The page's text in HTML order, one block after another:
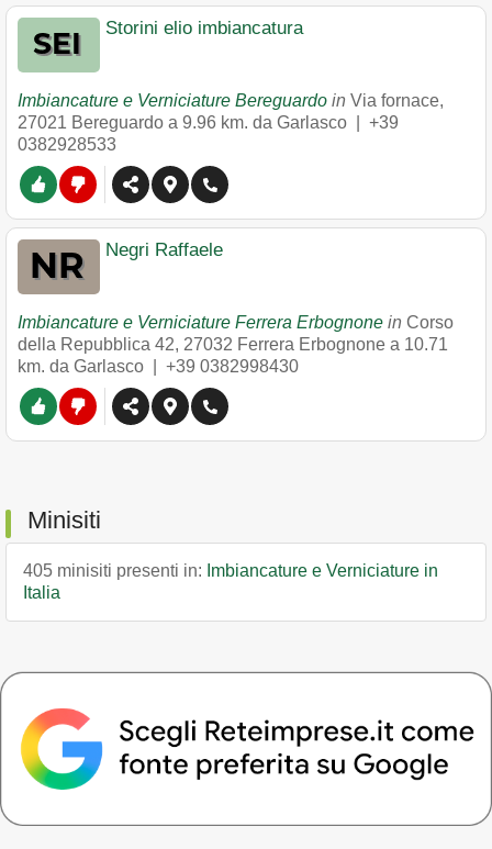
Storini elio imbiancatura
Imbiancature e Verniciature Bereguardo in Via fornace,
27021 Bereguardo a 9.96 km. da Garlasco | +39
0382928533
Negri Raffaele
Imbiancature e Verniciature Ferrera Erbognone in Corso
della Repubblica 42, 27032 Ferrera Erbognone a 10.71
km. da Garlasco | +39 0382998430
Minisiti
405 minisiti presenti in: Imbiancature e Verniciature in
Italia